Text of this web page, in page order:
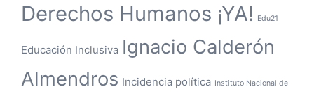
Derechos Humanos ¡YA! Edu21
Educación Inclusiva Ignacio Calderón
Almendros Incidencia política Instituto Nacional de